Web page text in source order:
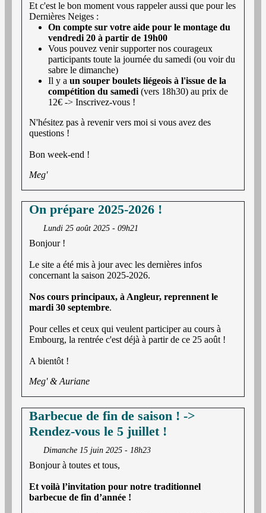
Et c'est le bon moment vous rappeler aussi que pour les
Dernières Neiges :
On compte sur votre aide pour le montage du
vendredi 20 à partir de 19h00
Vous pouvez venir supporter nos courageux
participants toute la journée du samedi (ou voir du
sabre le dimanche)
Il y a un souper boulets liégeois à l'issue de la
compétition du samedi (vers 18h30) au prix de
12€ -> Inscrivez-vous !
N'hésitez pas à revenir vers moi si vous avez des
questions !
Bon week-end !
Meg'
On prépare 2025-2026 !
Lundi 25 août 2025 - 09h21
Bonjour !
Le site a été mis à jour avec les dernières infos
concernant la saison 2025-2026.
Nos cours principaux, à Angleur, reprennent le
mardi 30 septembre.
Pour celles et ceux qui veulent participer au cours à
Embourg, la rentrée c'est déjà à partir de ce 25 août !
A bientôt !
Meg' & Auriane
Barbecue de fin de saison ! ->
Rendez-vous le 5 juillet !
Dimanche 15 juin 2025 - 18h23
Bonjour à toutes et tous,
Et voilà l’invitation pour notre traditionnel
barbecue de fin d’année !